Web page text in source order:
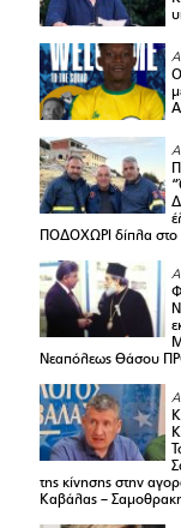
ΠΟΔΟΧΩΡΙ δίπλα στο
Νεαπόλεως Θάσου
της κίνησης στην
Καβάλας –